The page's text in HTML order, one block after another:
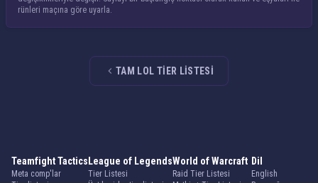
rünleri maçına göre uyarla.
TAM LOL TIER LISTESI
Teamfight Tactics
Meta comp'lar
League of Legends
Tier Listesi
World of Warcraft
Raid Tier Listesi
Dil
English